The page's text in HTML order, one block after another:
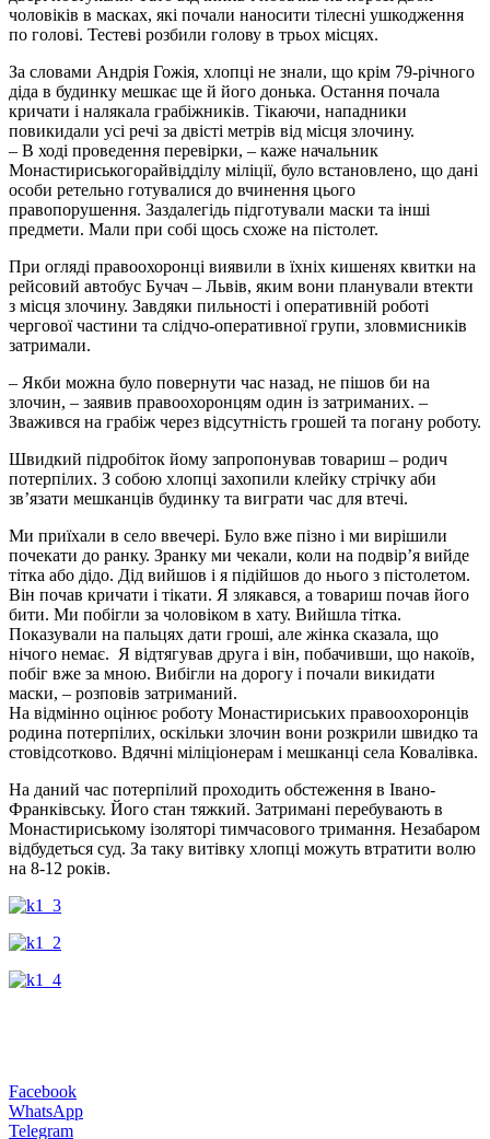
чоловіків в масках, які почали наносити тілесні ушкодження
по голові. Тестеві розбили голову в трьох місцях.
За словами Андрія Гожія, хлопці не знали, що крім 79-річного
діда в будинку мешкає ще й його донька. Остання почала
кричати і налякала грабіжників. Тікаючи, нападники
повикидали усі речі за двісті метрів від місця злочину.
– В ході проведення перевірки, – каже начальник
Монастириськогорайвідділу міліції, було встановлено, що дані
особи ретельно готувалися до вчинення цього
правопорушення. Заздалегідь підготували маски та інші
предмети. Мали при собі щось схоже на пістолет.
При огляді правоохоронці виявили в їхніх кишенях квитки на
рейсовий автобус Бучач – Львів, яким вони планували втекти
з місця злочину. Завдяки пильності і оперативній роботі
чергової частини та слідчо-оперативної групи, зловмисників
затримали.
– Якби можна було повернути час назад, не пішов би на
злочин, – заявив правоохоронцям один із затриманих. –
Зважився на грабіж через відсутність грошей та погану роботу.
Швидкий підробіток йому запропонував товариш – родич
потерпілих. З собою хлопці захопили клейку стрічку аби
зв’язати мешканців будинку та виграти час для втечі.
Ми приїхали в село ввечері. Було вже пізно і ми вирішили
почекати до ранку. Зранку ми чекали, коли на подвір’я вийде
тітка або дідо. Дід вийшов і я підійшов до нього з пістолетом.
Він почав кричати і тікати. Я злякався, а товариш почав його
бити. Ми побігли за чоловіком в хату. Вийшла тітка.
Показували на пальцях дати гроші, але жінка сказала, що
нічого немає. Я відтягував друга і він, побачивши, що накоїв,
побіг вже за мною. Вибігли на дорогу і почали викидати
маски, – розповів затриманий.
На відмінно оцінює роботу Монастириських правоохоронців
родина потерпілих, оскільки злочин вони розкрили швидко та
стовідсотково. Вдячні міліціонерам і мешканці села Ковалівка.
На даний час потерпілий проходить обстеження в Івано-
Франківську. Його стан тяжкий. Затримані перебувають в
Монастириському ізоляторі тимчасового тримання. Незабаром
відбудеться суд. За таку витівку хлопці можуть втратити волю
на 8-12 років.
Facebook
WhatsApp
Telegram